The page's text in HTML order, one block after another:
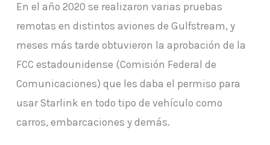
En el año 2020 se realizaron varias pruebas
remotas en distintos aviones de Gulfstream, y
meses más tarde obtuvieron la aprobación de la
FCC estadounidense (Comisión Federal de
Comunicaciones) que les daba el permiso para
usar Starlink en todo tipo de vehículo como
carros, embarcaciones y demás.